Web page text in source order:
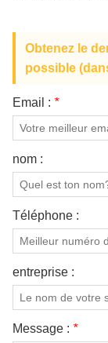
Obtenez le
possible
Email : *
nom :
Téléphone :
entreprise :
Message : *